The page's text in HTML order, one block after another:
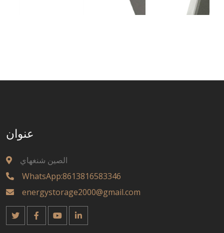
عنوان
الصين شنغهاي
WhatsApp:8613816583346
energystorage2000@gmail.com